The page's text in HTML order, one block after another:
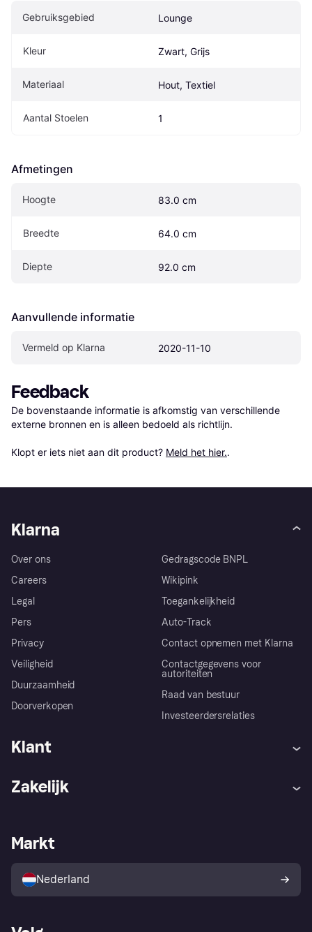
Gebruiksgebied Lounge
Kleur Zwart, Grijs
Materiaal Hout, Textiel
Aantal Stoelen 1
Afmetingen
Hoogte 83.0 cm
Breedte 64.0 cm
Diepte 92.0 cm
Aanvullende informatie
Vermeld op Klarna 2020-11-10
Feedback
De bovenstaande informatie is afkomstig van verschillende
externe bronnen en is alleen bedoeld als richtlijn.
Klopt er iets niet aan dit product? Meld het hier..
Klarna
Over ons
Careers
Legal
Pers
Privacy
Veiligheid
Duurzaamheid
Doorverkopen
Gedragscode BNPL
Wikipink
Toegankelijkheid
Auto-Track
Contact opnemen met Klarna
Contactgegevens voor
autoriteiten
Raad van bestuur
Investeerdersrelaties
Klant
Winkeloverzicht
Kopersbescherming voor
consumenten
Zakelijk
Zakelijke login
Markt
Nederland